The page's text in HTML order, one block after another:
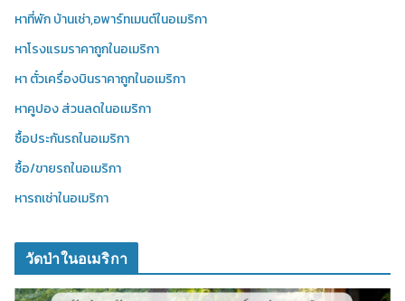
หาที่พัก บ้านเช่า,อพาร์ทเมนต์ในอเมริกา
หาโรงแรมราคาถูกในอเมริกา
หา ตั๋วเครื่องบินราคาถูกในอเมริกา
หาคูปอง ส่วนลดในอเมริกา
ซื้อประกันรถในอเมริกา
ซื้อ/ขายรถในอเมริกา
หารถเช่าในอเมริกา
วัดป่าในอเมริกา